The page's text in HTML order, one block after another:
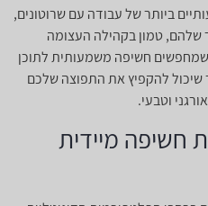
ביותר של עבודה עם שרוטונים,
שלהם, טמון בקהילה העצומה
חשיפה משמעותית לתוכן
שיכול להקפיץ את התפוצה שלכם
וטבעי.
חשיפה מיידית